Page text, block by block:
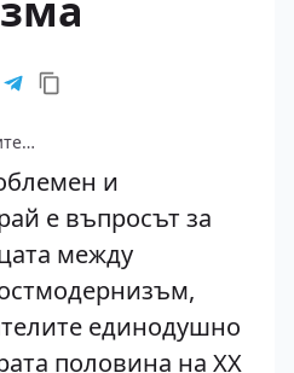
и
е въпросът за
между
единодушно
половина на XX